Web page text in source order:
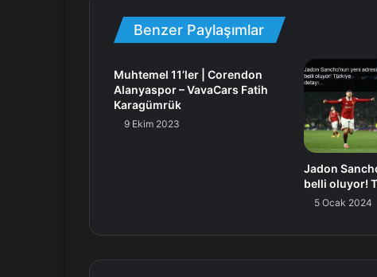
Benzer Paylaşımlar
Muhtemel 11’ler | Corendon
Alanyaspor – VavaCars Fatih
Karagümrük
9 Ekim 2023
Jadon
belli oluyor!
5 Ocak 2024